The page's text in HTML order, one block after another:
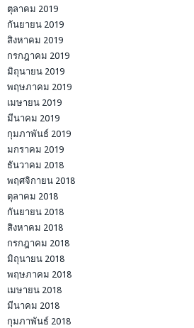
ตุลาคม 2019
กันยายน 2019
สิงหาคม 2019
กรกฎาคม 2019
มิถุนายน 2019
พฤษภาคม 2019
เมษายน 2019
มีนาคม 2019
กุมภาพันธ์ 2019
มกราคม 2019
ธันวาคม 2018
พฤศจิกายน 2018
ตุลาคม 2018
กันยายน 2018
สิงหาคม 2018
กรกฎาคม 2018
มิถุนายน 2018
พฤษภาคม 2018
เมษายน 2018
มีนาคม 2018
กุมภาพันธ์ 2018